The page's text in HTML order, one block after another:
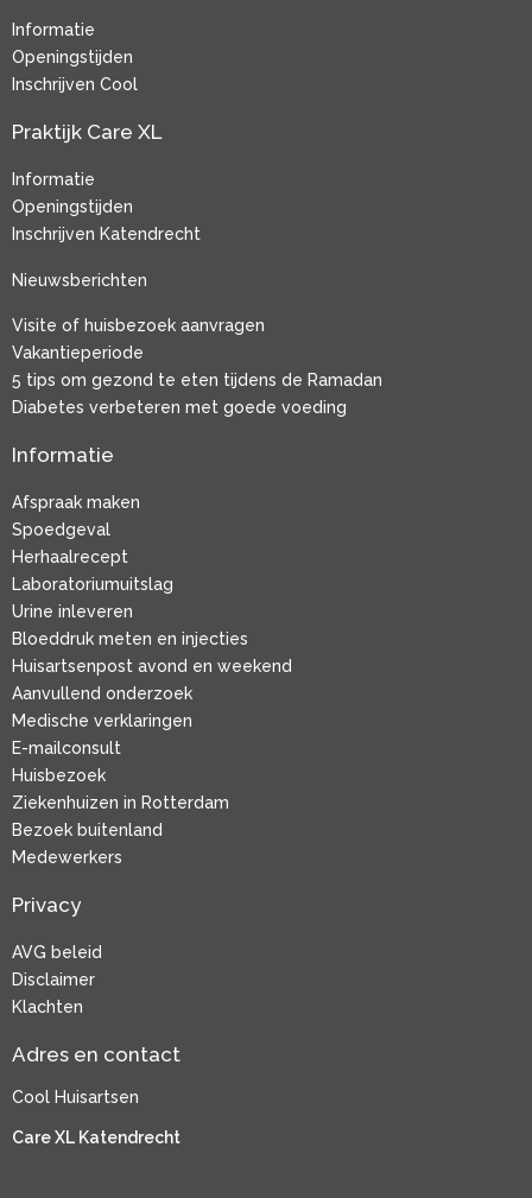
Informatie
Openingstijden
Inschrijven Cool
Praktijk Care XL
Informatie
Openingstijden
Inschrijven Katendrecht
Nieuwsberichten
Visite of huisbezoek aanvragen
Vakantieperiode
5 tips om gezond te eten tijdens de Ramadan
Diabetes verbeteren met goede voeding
Informatie
Afspraak maken
Spoedgeval
Herhaalrecept
Laboratoriumuitslag
Urine inleveren
Bloeddruk meten en injecties
Huisartsenpost avond en weekend
Aanvullend onderzoek
Medische verklaringen
E-mailconsult
Huisbezoek
Ziekenhuizen in Rotterdam
Bezoek buitenland
Medewerkers
Privacy
AVG beleid
Disclaimer
Klachten
Adres en contact
Cool Huisartsen
Care XL Katendrecht